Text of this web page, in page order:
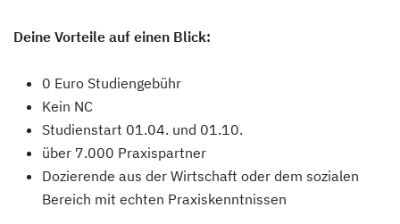
Deine Vorteile auf einen Blick:
0 Euro Studiengebühr
Kein NC
Studienstart 01.04. und 01.10.
über 7.000 Praxispartner
Dozierende aus der Wirtschaft oder dem sozialen
Bereich mit echten Praxiskenntnissen